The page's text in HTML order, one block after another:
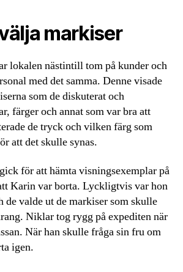
markiser
lokalen nästintill tom på kunder och
med det samma. Denne visade
som de diskuterat och
färger och annat som var bra att
de tryck och vilken färg som
att det skulle synas.
för att hämta visningsexemplar på
Karin var borta. Lyckligtvis var hon
de valde ut de markiser som skulle
Niklar tog rygg på expediten när
När han skulle fråga sin fru om
igen.